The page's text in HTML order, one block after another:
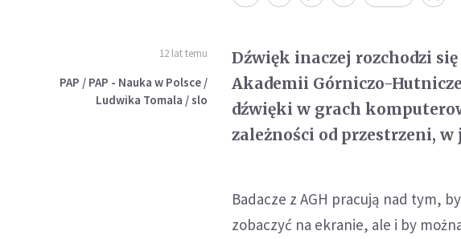
12 lat temu
PAP / PAP - Nauka w Polsce /
Ludwika Tomala / slo
Dźwięk inaczej rozchodzi
Akademii Górniczo-
dźwięki w grach
zależności od przestrzeni,
Badacze z AGH pracują nad tym,
zobaczyć na ekranie, ale i by